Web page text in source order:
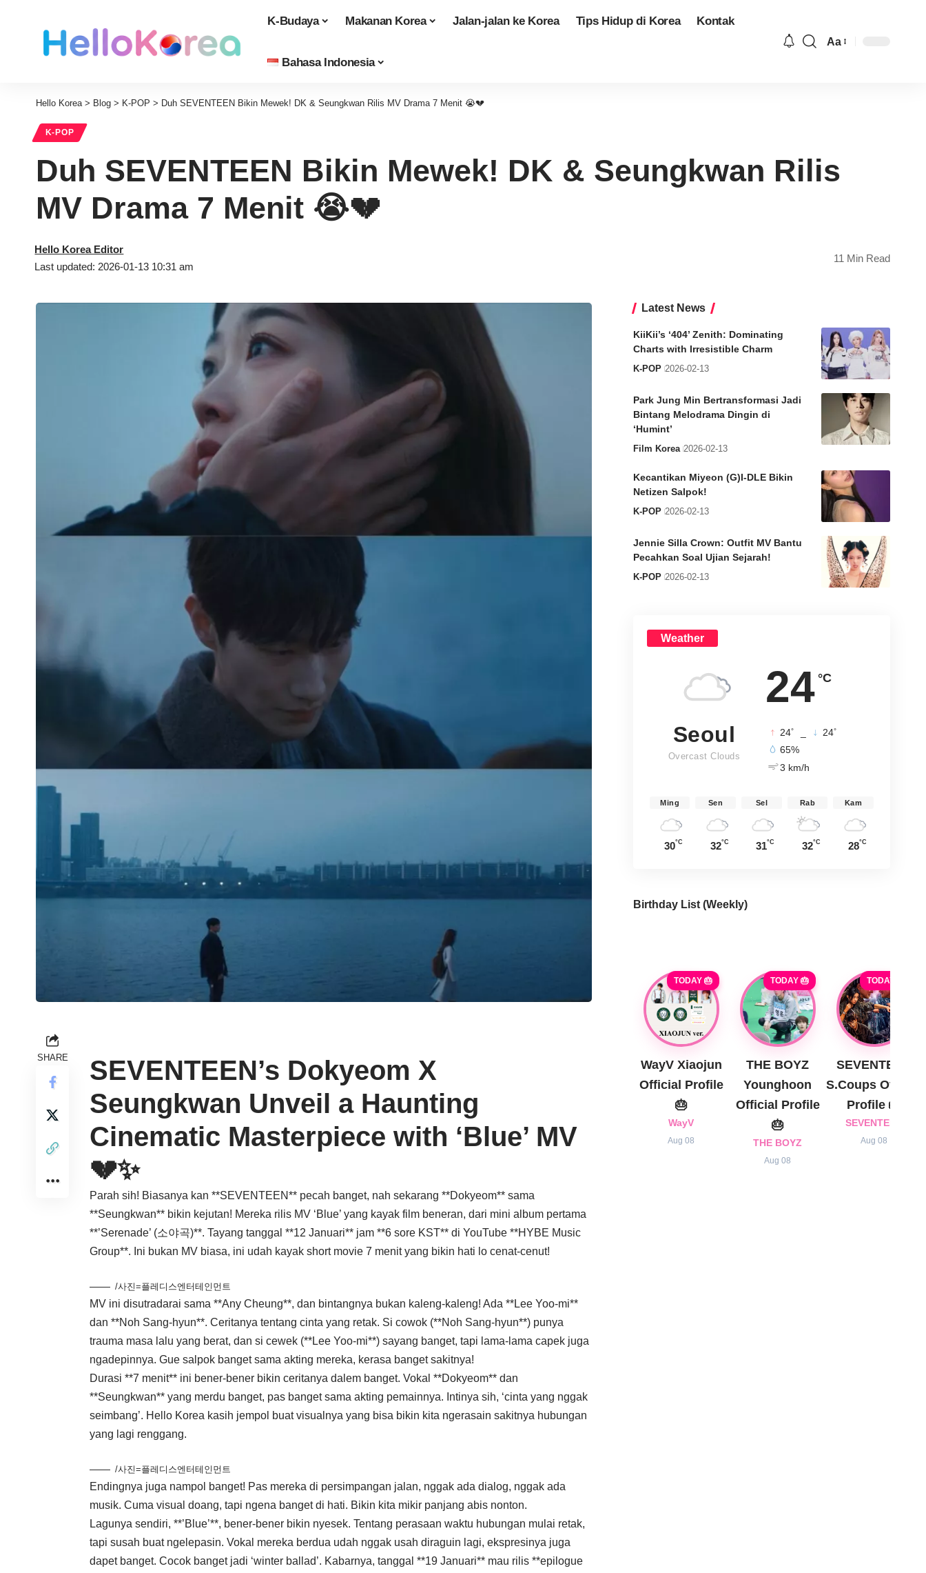
K-Budaya Makanan Korea Jalan-jalan ke Korea Tips Hidup di Korea Kontak
Bahasa Indonesia
Aa
Hello Korea> Blog > K-POP > Duh SEVENTEEN Bikin Mewek! DK & Seungkwan Rilis MV Drama 7 Menit 😭💔
K-POP
Duh SEVENTEEN Bikin Mewek! DK & Seungkwan Rilis
MV Drama 7 Menit 😭💔
Last updated: 2026-01-13 10:31 am
Hello Korea Editor
11 Min Read
SHARE
SEVENTEEN’s Dokyeom X
Seungkwan Unveil a Haunting
Cinematic Masterpiece with ‘Blue’ MV
💔✨
Parah sih! Biasanya kan **SEVENTEEN** pecah banget, nah sekarang **Dokyeom** sama
**Seungkwan** bikin kejutan! Mereka rilis MV ‘Blue’ yang kayak film beneran, dari mini album pertama
**’Serenade’ (소야곡)**. Tayang tanggal **12 Januari** jam **6 sore KST** di YouTube **HYBE Music
Group**. Ini bukan MV biasa, ini udah kayak short movie 7 menit yang bikin hati lo cenat-cenut!
/사진=플레디스엔터테인먼트
MV ini disutradarai sama **Any Cheung**, dan bintangnya bukan kaleng-kaleng! Ada **Lee Yoo-mi**
dan **Noh Sang-hyun**. Ceritanya tentang cinta yang retak. Si cowok (**Noh Sang-hyun**) punya
trauma masa lalu yang berat, dan si cewek (**Lee Yoo-mi**) sayang banget, tapi lama-lama capek juga
ngadepinnya. Gue salpok banget sama akting mereka, kerasa banget sakitnya!
Durasi **7 menit** ini bener-bener bikin ceritanya dalem banget. Vokal **Dokyeom** dan
**Seungkwan** yang merdu banget, pas banget sama akting pemainnya. Intinya sih, ‘cinta yang nggak
seimbang’. Hello Korea kasih jempol buat visualnya yang bisa bikin kita ngerasain sakitnya hubungan
yang lagi renggang.
/사진=플레디스엔터테인먼트
Endingnya juga nampol banget! Pas mereka di persimpangan jalan, nggak ada dialog, nggak ada
musik. Cuma visual doang, tapi ngena banget di hati. Bikin kita mikir panjang abis nonton.
Lagunya sendiri, **’Blue’**, bener-bener bikin nyesek. Tentang perasaan waktu hubungan mulai retak,
tapi susah buat ngelepasin. Vokal mereka berdua udah nggak usah diraguin lagi, ekspresinya juga
dapet banget. Cocok banget jadi ‘winter ballad’. Kabarnya, tanggal **19 Januari** mau rilis **epilogue
Latest News
KiiKii’s ‘404’ Zenith: Dominating
Charts with Irresistible Charm
K-POP 2026-02-13
Park Jung Min Bertransformasi Jadi
Bintang Melodrama Dingin di
‘Humint’
Film Korea 2026-02-13
Kecantikan Miyeon (G)I-DLE Bikin
Netizen Salpok!
K-POP 2026-02-13
Jennie Silla Crown: Outfit MV Bantu
Pecahkan Soal Ujian Sejarah!
K-POP 2026-02-13
Weather
24 °C
Seoul
Overcast Clouds
24° 24°
65%
3 km/h
Ming
30°C
Sen
32°C
Sel
31°C
Rab
32°C
Kam
28°C
Birthday List (Weekly)
TODAY 🎂
WayV Xiaojun
Official Profile
🎂
WayV
Aug 08
TODAY 🎂
THE BOYZ
Younghoon
Official Profile
🎂
THE BOYZ
Aug 08
TODAY 🎂
SEVENTEEN
S.Coups Official
Profile 🎂
SEVENTEEN
Aug 08